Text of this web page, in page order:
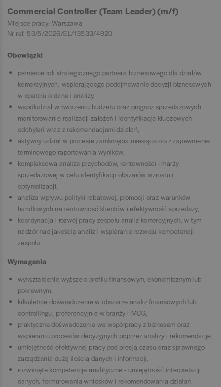
Commercial Controller (Team Leader) (m/f)
Miejsce pracy: Warszawa
Nr ref. 53/5/2026/EL/13533/4920
Obowiązki
pełnienie roli strategicznego partnera biznesowego dla działów
komercyjnych, wspierającego podejmowanie decyzji biznesowych
w oparciu o dane i analizy,
współudział w tworzeniu budżetu oraz prognoz sprzedażowych,
monitorowanie realizacji założeń i identyfikacja kluczowych
odchyleń wraz z rekomendacjami działań,
aktywny udział w procesie zamknięcia miesiąca oraz zapewnienie
terminowego raportowania wyników,
kompleksowa analiza przychodów, rentowności i marży
sprzedażowej w celu identyfikacji obszarów wzrostu i
optymalizacji,
analiza wpływu polityki rabatowej, promocji oraz warunków
handlowych na rentowność klientów i efektywność sprzedaży,
koordynacja i rozwój pracy zespołu analiz komercyjnych, w tym
nadzór nad jakością analiz i wspieranie rozwoju kompetencji
zespołu.
Wymagania
wykształcenie wyższe o profilu finansowym, ekonomicznym lub
pokrewnym,
kilkuletnie doświadczenie w obszarze analiz finansowych lub
controllingu, preferencyjnie w branży FMCG,
praktyczne doświadczenie we współpracy z biznesem oraz
wspieraniu procesów decyzyjnych poprzez analizy i rekomendacje,
umiejętność efektywnej pracy pod presją czasu oraz sprawnego
zarządzania dużą ilością danych i informacji,
rozwinięte kompetencje analityczne - umiejętność interpretacji
danych, formułowania wniosków i rekomendowania działań